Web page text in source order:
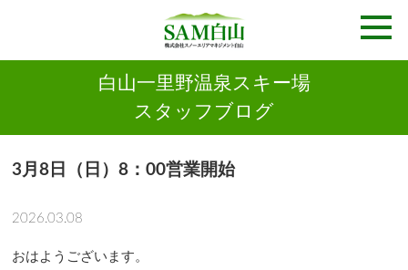
白山一里野温泉スキー場
スタッフブログ
3月8日（日）8：00営業開始
2026.03.08
おはようございます。